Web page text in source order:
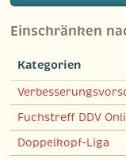
Einschränken
Kategorien
Fuchstreff DDV
Doppelkopf-Liga